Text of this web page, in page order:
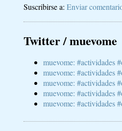
Suscribirse a: Enviar
Twitter / muevome
muevome: #actividades
muevome: #actividades
muevome: #actividades
muevome: #actividades
muevome: #actividades